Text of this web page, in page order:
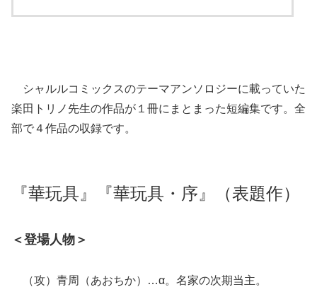
シャルルコミックスのテーマアンソロジーに載っていた
楽田トリノ先生の作品が１冊にまとまった短編集です。全
部で４作品の収録です。
『華玩具』『華玩具・序』（表題作）
＜登場人物＞
（攻）青周（あおちか）…α。名家の次期当主。